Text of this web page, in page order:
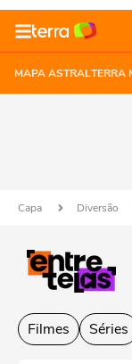
MAPA ASTRALTERRA
Capa Diversão
Filmes Séries